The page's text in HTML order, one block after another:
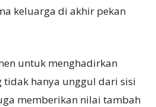
keluarga di akhir pekan
untuk menghadirkan
tidak hanya unggul dari sisi
memberikan nilai tambah